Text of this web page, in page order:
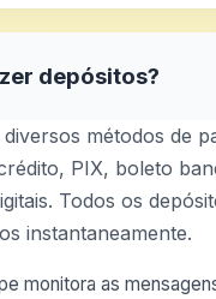
depósitos?
métodos de
PIX, boleto
Todos os
instantaneamente.
monitora as